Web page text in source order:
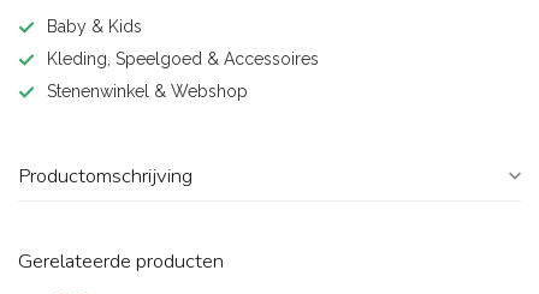
Baby & Kids
Kleding, Speelgoed & Accessoires
Stenenwinkel & Webshop
Productomschrijving
Gerelateerde producten